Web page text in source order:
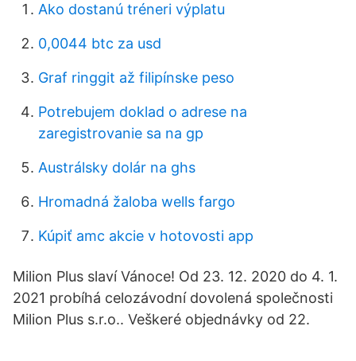
Ako dostanú tréneri výplatu
0,0044 btc za usd
Graf ringgit až filipínske peso
Potrebujem doklad o adrese na
zaregistrovanie sa na gp
Austrálsky dolár na ghs
Hromadná žaloba wells fargo
Kúpiť amc akcie v hotovosti app
Milion Plus slaví Vánoce! Od 23. 12. 2020 do 4. 1.
2021 probíhá celozávodní dovolená společnosti
Milion Plus s.r.o.. Veškeré objednávky od 22.